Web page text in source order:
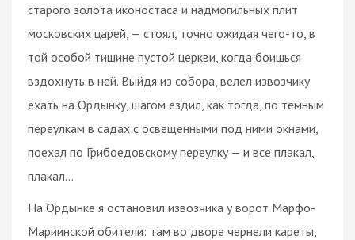
старого золота иконостаса и надмогильных плит
московских царей, — стоял, точно ожидая чего-то, в
той особой тишине пустой церкви, когда боишься
вздохнуть в ней. Выйдя из собора, велел извозчику
ехать на Ордынку, шагом ездил, как тогда, по темным
переулкам в садах с освещенными под ними окнами,
поехал по Грибоедовскому переулку — и все плакал,
плакал...
На Ордынке я остановил извозчика у ворот Марфо-
Мариинской обители: там во дворе чернели кареты,